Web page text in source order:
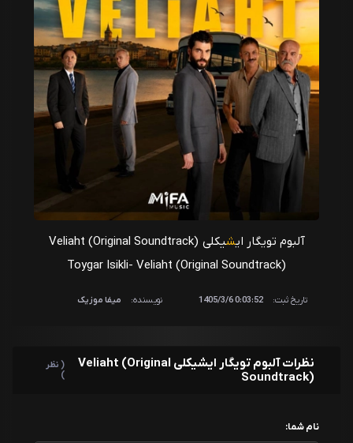
آلبوم تویگار ایشیکلی Veliaht (Original Soundtrack)
Toygar Isikli- Veliaht (Original Soundtrack)
تاریخ ثبت: 0:03:52 1405/3/6 نویسنده: میفا موزیک
نظرات آلبوم تویگار ایشیکلی Veliaht (Original
Soundtrack)
( نظر
)
نام شما:
15 - Babalar ve Kizlari
تویگار ایشیکلی
16 - Gunahsizdik
تویگار ایشیکلی
17 - Bir Krallik Yikıliyor
تویگار ایشیکلی
18 - Reyhan-Timur
تویگار ایشیکلی
19 - Tahtin Sessizligi
تویگار ایشیکلی
20 - Hesap Gunu
تویگار ایشیکلی
21 - Timur (Jenerik Pt.II)
22 - Yolcu
تویگار ایشیکلی